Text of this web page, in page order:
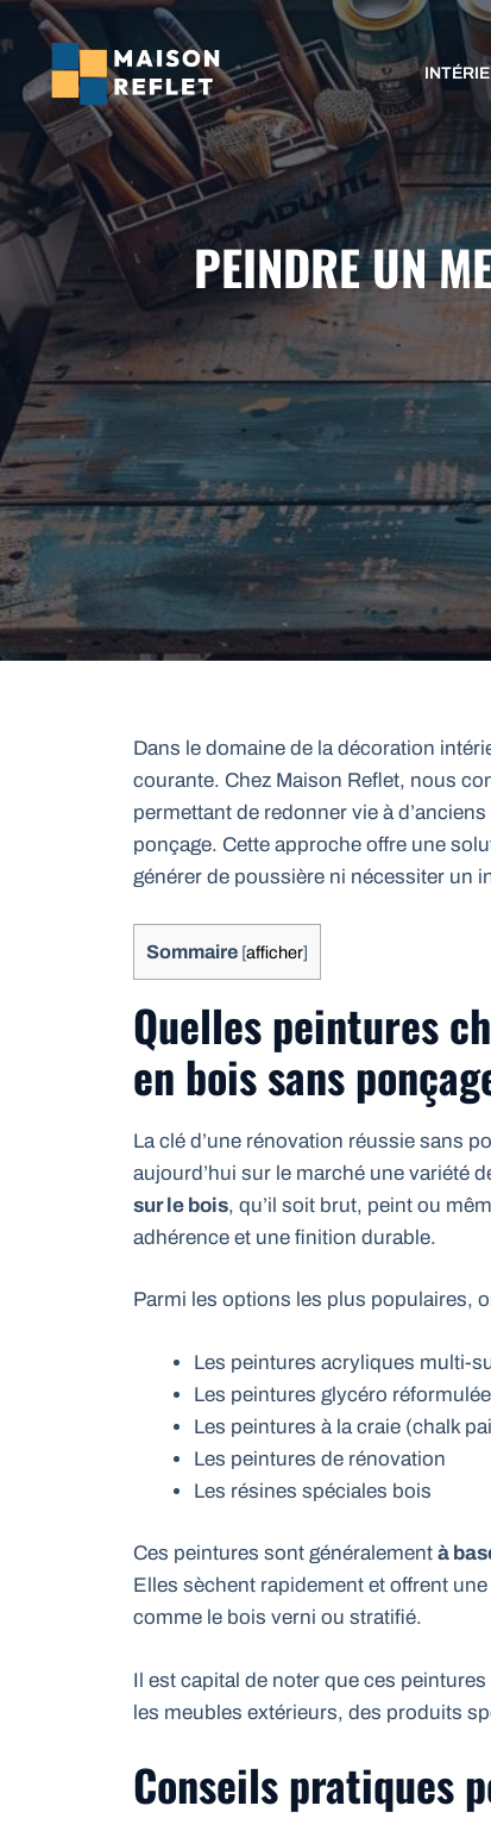
Aller
au
contenu
PEINDRE UN
Dans le domaine de la décoration
courante. Chez Maison Reflet, nous
permettant de redonner vie à
ponçage. Cette approche offre une
générer de poussière ni nécessiter un
Sommaire [afficher]
Quelles peintures
en bois sans
La clé d’une rénovation réussie sans
aujourd’hui sur le marché une variété
sur le bois, qu’il soit brut, peint ou
adhérence et une finition durable.
Parmi les options les plus populaires,
Les peintures acryliques multi-
Les peintures glycéro
Les peintures à la craie (chalk
Les peintures de rénovation
Les résines spéciales bois
Ces peintures sont généralement à
Elles sèchent rapidement et offrent
comme le bois verni ou stratifié.
Il est capital de noter que ces
les meubles extérieurs, des produits
Conseils pratiques